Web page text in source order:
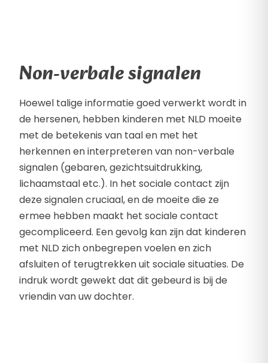
Non-verbale signalen
Hoewel talige informatie goed verwerkt wordt in
de hersenen, hebben kinderen met NLD moeite
met de betekenis van taal en met het
herkennen en interpreteren van non-verbale
signalen (gebaren, gezichtsuitdrukking,
lichaamstaal etc.). In het sociale contact zijn
deze signalen cruciaal, en de moeite die ze
ermee hebben maakt het sociale contact
gecompliceerd. Een gevolg kan zijn dat kinderen
met NLD zich onbegrepen voelen en zich
afsluiten of terugtrekken uit sociale situaties. De
indruk wordt gewekt dat dit gebeurd is bij de
vriendin van uw dochter.